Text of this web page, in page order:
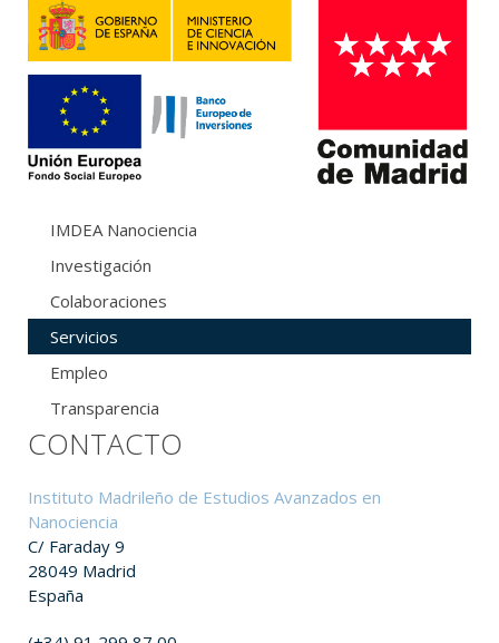
IMDEA Nanociencia
Investigación
Colaboraciones
Servicios
Empleo
Transparencia
CONTACTO
Instituto Madrileño de Estudios Avanzados en
Nanociencia
C/ Faraday 9
28049 Madrid
España